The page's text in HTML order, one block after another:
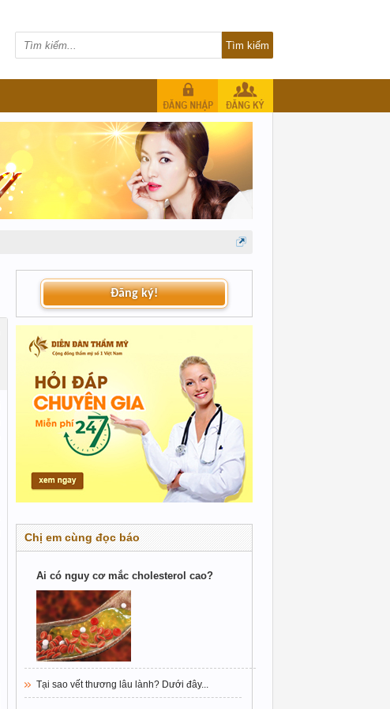
Đăng ký!
Chị em cùng đọc báo
Ai có nguy cơ mắc cholesterol cao?
Tại sao vết thương lâu lành? Dưới đây...